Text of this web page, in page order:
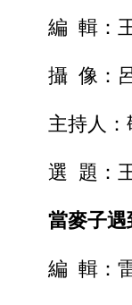
編 輯：王
攝 像：呂
主持人：
選 題：王
當麥子遇
編 輯：雷